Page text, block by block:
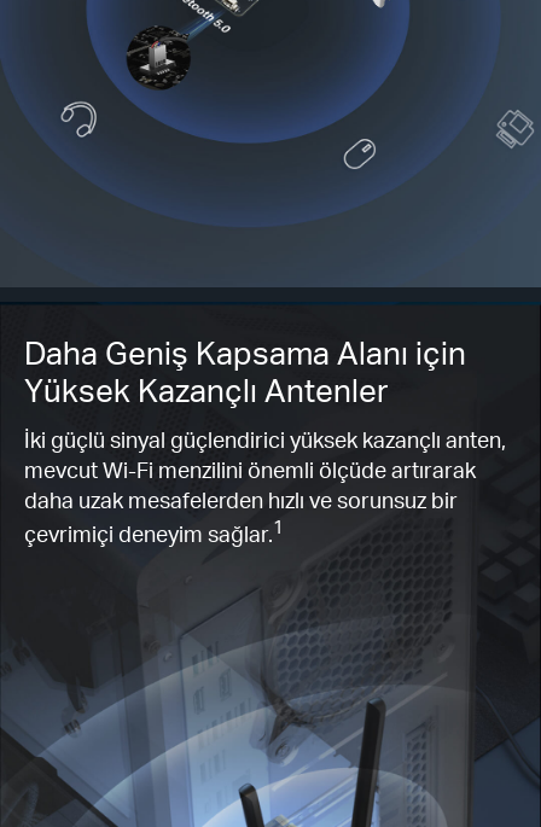
Daha Geniş Kapsama Alanı için
Yüksek Kazançlı Antenler
İki güçlü sinyal güçlendirici yüksek kazançlı anten,
mevcut Wi-Fi menzilini önemli ölçüde artırarak
daha uzak mesafelerden hızlı ve sorunsuz bir
çevrimiçi deneyim sağlar.1